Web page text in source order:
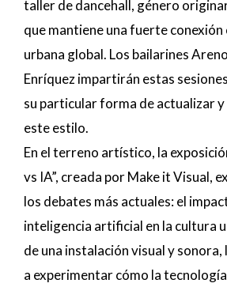
taller de dancehall, género
que mantiene una fuerte conexión
urbana global. Los bailarines
Enríquez impartirán estas
su particular forma de actualizar
este estilo.
En el terreno artístico, la
vs IA”, creada por Make it Visual,
los debates más actuales: el
inteligencia artificial en la cultura
de una instalación visual y
a experimentar cómo la